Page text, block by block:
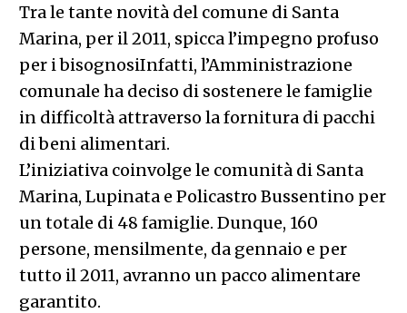
Tra le tante novità del comune di Santa
Marina, per il 2011, spicca l’impegno profuso
per i bisognosiInfatti, l’Amministrazione
comunale ha deciso di sostenere le famiglie
in difficoltà attraverso la fornitura di pacchi
di beni alimentari.
L’iniziativa coinvolge le comunità di Santa
Marina, Lupinata e Policastro Bussentino per
un totale di 48 famiglie. Dunque, 160
persone, mensilmente, da gennaio e per
tutto il 2011, avranno un pacco alimentare
garantito.